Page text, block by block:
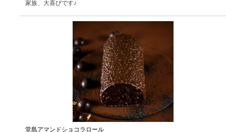
家族、大喜びです♪
堂島アマンドショコラロール